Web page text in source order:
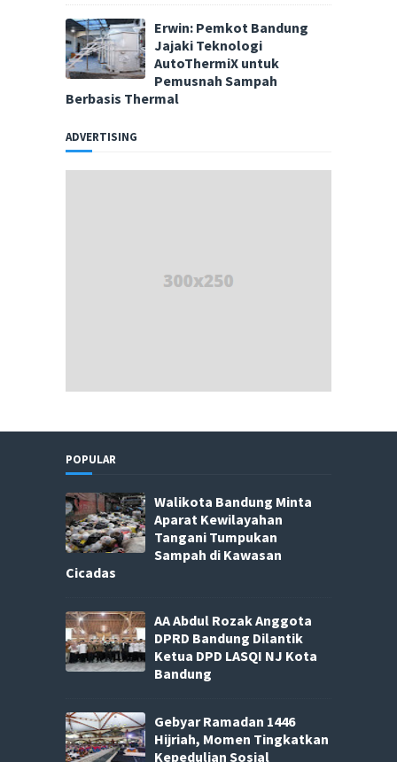
Erwin: Pemkot Bandung
Jajaki Teknologi
AutoThermiX untuk
Pemusnah Sampah
Berbasis Thermal
ADVERTISING
POPULAR
Walikota Bandung Minta
Aparat Kewilayahan
Tangani Tumpukan
Sampah di Kawasan
Cicadas
AA Abdul Rozak Anggota
DPRD Bandung Dilantik
Ketua DPD LASQI NJ Kota
Bandung
Gebyar Ramadan 1446
Hijriah, Momen Tingkatkan
Kepedulian Sosial